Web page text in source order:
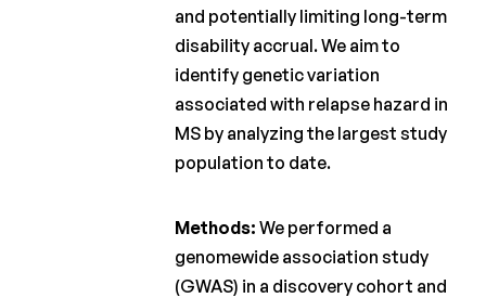
and potentially limiting long-term
disability accrual. We aim to
identify genetic variation
associated with relapse hazard in
MS by analyzing the largest study
population to date.
Methods:We performed a
genomewide association study
(GWAS) in a discovery cohort and